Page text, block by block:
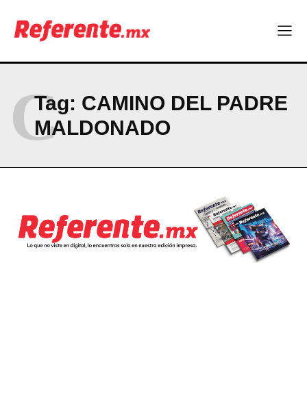
ABOUT
NEWSLETTER
Tag: CAMINO DEL PADRE
MALDONADO
C